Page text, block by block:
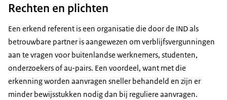
Rechten en plichten
Een erkend referent is een organisatie die door de IND als
betrouwbare partner is aangewezen om verblijfsvergunningen
aan te vragen voor buitenlandse werknemers, studenten,
onderzoekers of au-pairs. Een voordeel, want met die
erkenning worden aanvragen sneller behandeld en zijn er
minder bewijsstukken nodig dan bij reguliere aanvragen.